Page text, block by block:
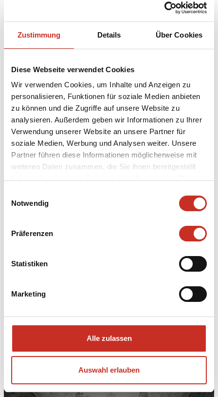
Zustimmung Details Über Cookies
Diese Webseite verwendet Cookies
Wir verwenden Cookies, um Inhalte und Anzeigen zu
personalisieren, Funktionen für soziale Medien anbieten
zu können und die Zugriffe auf unsere Website zu
analysieren. Außerdem geben wir Informationen zu Ihrer
Verwendung unserer Website an unsere Partner für
soziale Medien, Werbung und Analysen weiter. Unsere
Partner führen diese Informationen möglicherweise mit
weiteren Daten zusammen, die Sie ihnen bereitgestellt
Notwendig
Präferenzen
Statistiken
Marketing
Alle zulassen
Auswahl erlauben
Duration:1 hour 10 minutes
In co-operation with:
CAST
ENSEMBLE
ABOUT THE PLAY
HISTORY
VEREIN DER FREUNDE
NEWSLETTER